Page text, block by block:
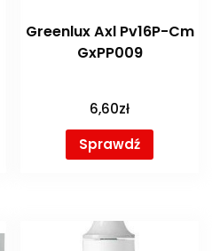
Greenlux Axl Pv16P-Cm
GxPP009
6,60zł
Sprawdź